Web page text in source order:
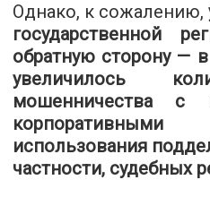
Однако, к сожалению,
государственной
обратную сторону —
увеличилось
мошенничества с
использования
частности, судебных